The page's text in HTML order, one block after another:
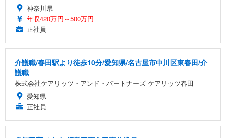
神奈川県
年収420万円～500万円
正社員
介護職/春田駅より徒歩10分/愛知県/名古屋市中川区東春田/介
護職
株式会社ケアリッツ・アンド・パートナーズ ケアリッツ春田
愛知県
正社員